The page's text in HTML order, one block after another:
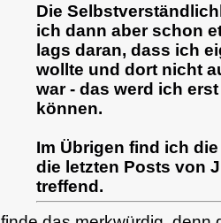
Die
ich dann aber schon
lags daran, dass ich
wollte und dort nicht
war - das werd ich
können.
Im Übrigen find ich
die letzten Posts von
treffend.